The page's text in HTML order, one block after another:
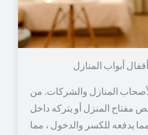
أبواب المنازل
المنازل والشركات. من
مفتاح المنزل أو يتركه داخل
يدفعه للكسر والدخول ، مما